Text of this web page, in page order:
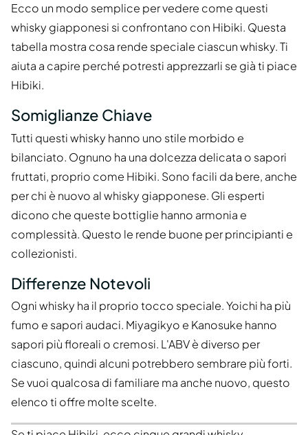
Ecco un modo semplice per vedere come questi
whisky giapponesi si confrontano con Hibiki. Questa
tabella mostra cosa rende speciale ciascun whisky. Ti
aiuta a capire perché potresti apprezzarli se già ti piace
Hibiki.
Somiglianze Chiave
Tutti questi whisky hanno uno stile morbido e
bilanciato. Ognuno ha una dolcezza delicata o sapori
fruttati, proprio come Hibiki. Sono facili da bere, anche
per chi è nuovo al whisky giapponese. Gli esperti
dicono che queste bottiglie hanno armonia e
complessità. Questo le rende buone per principianti e
collezionisti.
Differenze Notevoli
Ogni whisky ha il proprio tocco speciale. Yoichi ha più
fumo e sapori audaci. Miyagikyo e Kanosuke hanno
sapori più floreali o cremosi. L'ABV è diverso per
ciascuno, quindi alcuni potrebbero sembrare più forti.
Se vuoi qualcosa di familiare ma anche nuovo, questo
elenco ti offre molte scelte.